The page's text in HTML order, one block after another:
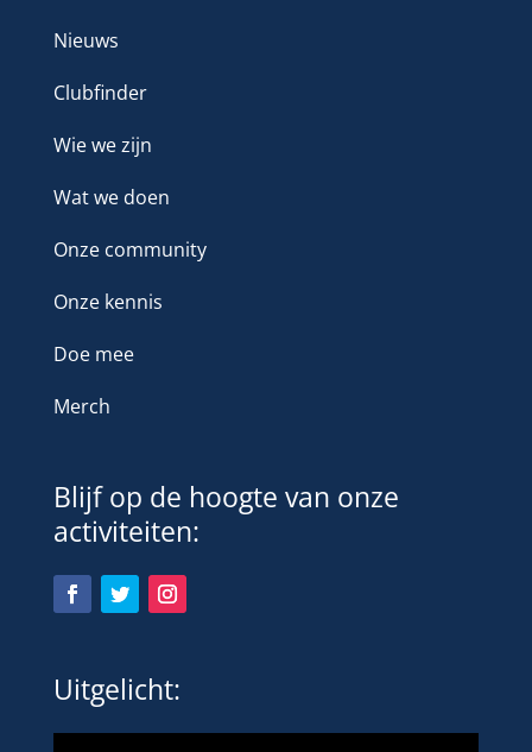
Nieuws
Clubfinder
Wie we zijn
Wat we doen
Onze community
Onze kennis
Doe mee
Merch
Blijf op de hoogte van onze
activiteiten:
Uitgelicht: